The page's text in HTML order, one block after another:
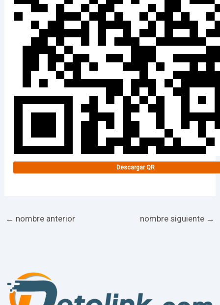
Descargar QR
← nombre anterior nombre siguiente →